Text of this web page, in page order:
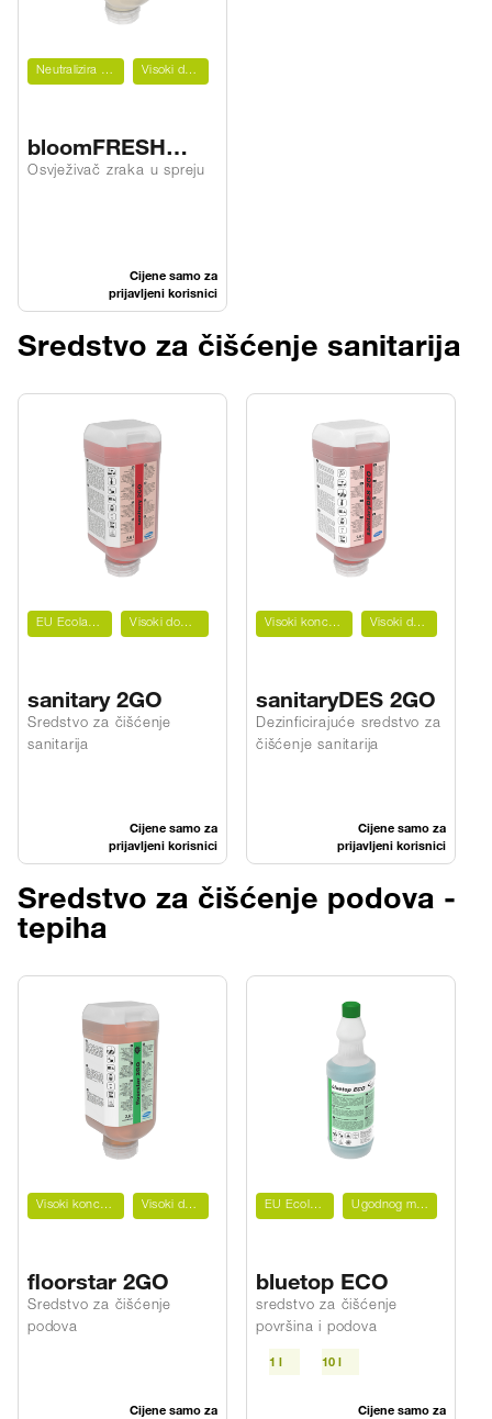
Neutralizira mirise Visoki domet
bloomFRESH
2GO
Osvježivač zraka u spreju
Cijene samo za
prijavljeni korisnici
Sredstvo za čišćenje sanitarija
EU Ecolabel Visoki domet
sanitary 2GO
Sredstvo za čišćenje
sanitarija
Cijene samo za
prijavljeni korisnici
Visoki koncentrat Visoki domet
sanitaryDES 2GO
Dezinficirajuće sredstvo za
čišćenje sanitarija
Cijene samo za
prijavljeni korisnici
Sredstvo za čišćenje podova -
tepiha
Visoki koncentrat Visoki domet
floorstar 2GO
Sredstvo za čišćenje
podova
Cijene samo za
EU Ecolabel Ugodnog mirisa
bluetop ECO
sredstvo za čišćenje
površina i podova
1 l 10 l
Cijene samo za